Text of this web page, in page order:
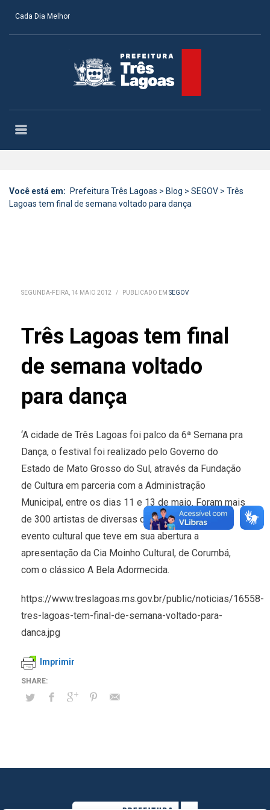
Cada Dia Melhor
Você está em: Prefeitura Três Lagoas > Blog > SEGOV > Três
Lagoas tem final de semana voltado para dança
SEGUNDA-FEIRA, 14 MAIO 2012 / PUBLICADO EM SEGOV
Três Lagoas tem final
de semana voltado
para dança
‘A cidade de Três Lagoas foi palco da 6ª Semana pra
Dança, o festival foi realizado pelo Governo do
Estado de Mato Grosso do Sul, através da Fundação
de Cultura em parceria com a Administração
Municipal, entre os dias 11 e 13 de maio. Foram mais
de 300 artistas de diversas cidades, reunidos no
evento cultural que teve em sua abertura a
apresentação da Cia Moinho Cultural, de Corumbá,
com o clássico A Bela Adormecida.
https://www.treslagoas.ms.gov.br/public/noticias/16558-
tres-lagoas-tem-final-de-semana-voltado-para-
danca.jpg
Imprimir